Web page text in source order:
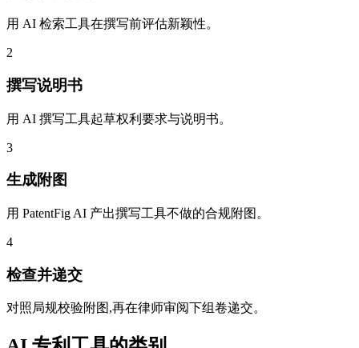
用 AI 检索工具在撰写前评估新颖性。
2
撰写说明书
用 AI 撰写工具起草权利要求与说明书。
3
生成附图
用 PatentFig AI 产出撰写工具不做的合规附图。
4
检查并递交
对照局规校验附图,再在律师审阅下组卷递交。